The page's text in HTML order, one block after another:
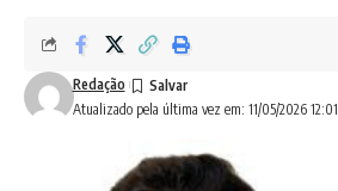
Atualizado pela última vez em: 11/05/2026 12:01
Redação